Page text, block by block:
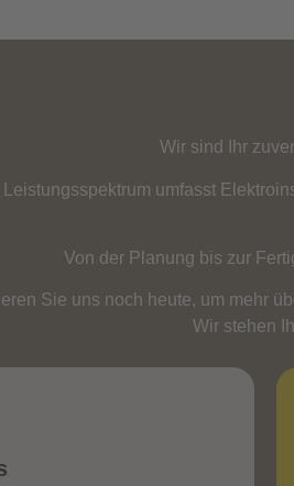
Wir sind Ihr
umfasst
Von der Planung bis zur
Sie uns noch heute, um mehr
Wir stehen